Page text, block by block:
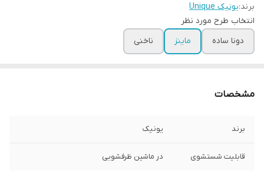
برند:یونیک Unique
انتخاب طرح مورد نظر
دونا ساده
ماینز ناخنی
مشخصات
برند یونیک
قابلیت شستشوی در ماشین ظرفشویی